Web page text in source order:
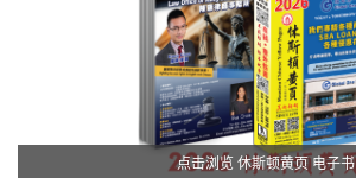
点击浏览 休斯顿黄页 电子书